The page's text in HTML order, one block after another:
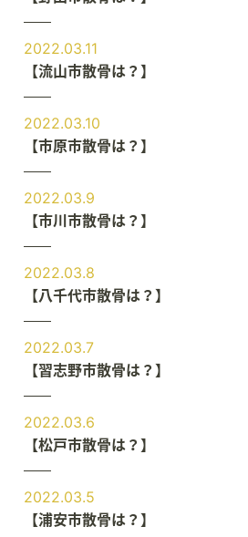
2022.03.11
【流山市散骨は？】
2022.03.10
【市原市散骨は？】
2022.03.9
【市川市散骨は？】
2022.03.8
【八千代市散骨は？】
2022.03.7
【習志野市散骨は？】
2022.03.6
【松戸市散骨は？】
2022.03.5
【浦安市散骨は？】